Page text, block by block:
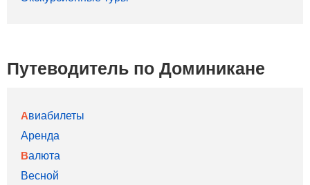
Путеводитель по Доминикане
Авиабилеты
Аренда
Валюта
Весной